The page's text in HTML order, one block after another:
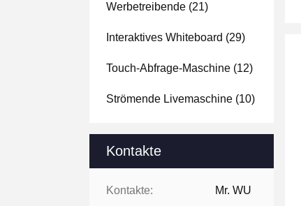
Werbetreibende (21)
Interaktives Whiteboard (29)
Touch-Abfrage-Maschine (12)
Strömende Livemaschine (10)
Kontakte
Kontakte: Mr. WU